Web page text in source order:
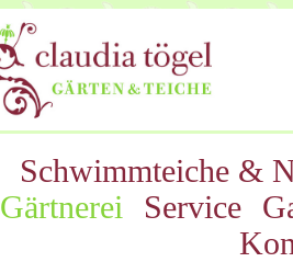
Schwimmteiche &
Gärtnerei
Service